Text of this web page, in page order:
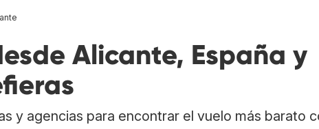
Alicante, España y
y agencias para encontrar el vuelo más barato